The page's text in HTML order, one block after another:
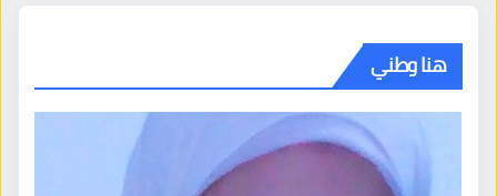
هنا وطني